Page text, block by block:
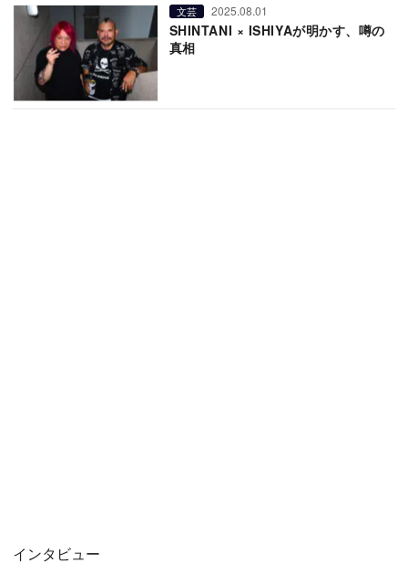
文芸 2025.08.01
SHINTANI × ISHIYAが明かす、噂の
真相
インタビュー